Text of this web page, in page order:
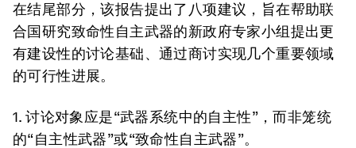
在结尾部分，该报告提出了八项建议，旨在帮助联
合国研究致命性自主武器的新政府专家小组提出更
有建设性的讨论基础、通过商讨实现几个重要领域
的可行性进展。
1. 讨论对象应是“武器系统中的自主性”，而非笼统
的“自主性武器”或“致命性自主武器”。